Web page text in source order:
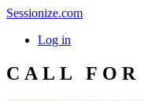
Sessionize.com
Log in
CALL FOR